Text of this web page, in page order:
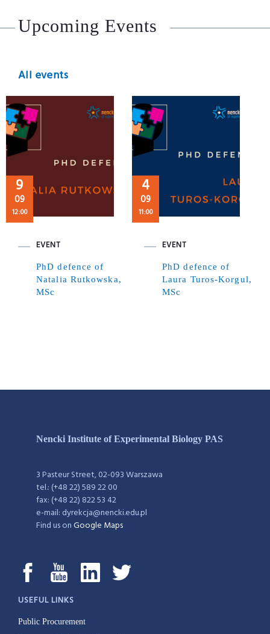
Upcoming Events
All events
9
09
12:00
EVENT
PhD defence of
Natalia Rutkowska,
MSc
4
09
11:00
EVENT
PhD defence of
Laura Turos-Korgul,
MSc
Nencki Institute of Experimental Biology PAS
3 Pasteur Street, 02-093 Warszawa
tel.: (+48 22) 589 22 00
fax: (+48 22) 822 53 42
e-mail: dyrekcja@nencki.edu.pl
Find us onGoogle Maps
USEFUL LINKS
Public Procurement